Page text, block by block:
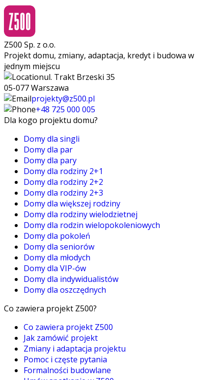
Z500 Sp. z o.o.
Projekt domu, zmiany, adaptacja, kredyt i budowa w
jednym miejscu
ul. Trakt Brzeski 35
05-077 Warszawa
projekty@z500.pl
+48 725 000 005
Dla kogo projektu domu?
Domy dla singli
Domy dla par
Domy dla pary
Domy dla rodziny 2+1
Domy dla rodziny 2+2
Domy dla rodziny 2+3
Domy dla większej rodziny
Domy dla rodziny wielodzietnej
Domy dla rodzin wielopokoleniowych
Domy dla pokoleń
Domy dla seniorów
Domy dla młodych
Domy dla VIP-ów
Domy dla indywidualistów
Domy dla oszczędnych
Co zawiera projekt Z500?
Co zawiera projekt Z500
Jak zamówić projekt
Zmiany i adaptacja projektu
Pomoc i częste pytania
Formalności budowlane